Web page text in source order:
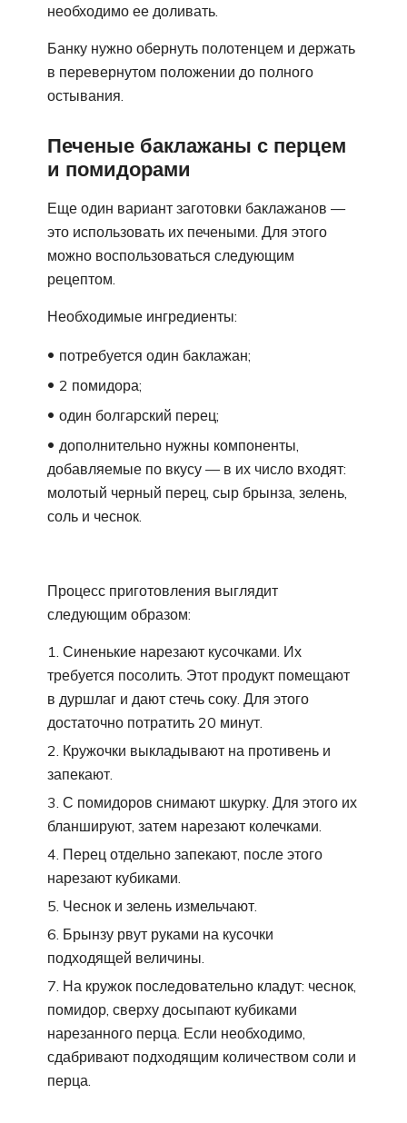
необходимо ее доливать.
Банку нужно обернуть полотенцем и держать
в перевернутом положении до полного
остывания.
Печеные баклажаны с перцем
и помидорами
Еще один вариант заготовки баклажанов —
это использовать их печеными. Для этого
можно воспользоваться следующим
рецептом.
Необходимые ингредиенты:
потребуется один баклажан;
2 помидора;
один болгарский перец;
дополнительно нужны компоненты,
добавляемые по вкусу — в их число входят:
молотый черный перец, сыр брынза, зелень,
соль и чеснок.
Процесс приготовления выглядит
следующим образом:
Синенькие нарезают кусочками. Их
требуется посолить. Этот продукт помещают
в дуршлаг и дают стечь соку. Для этого
достаточно потратить 20 минут.
Кружочки выкладывают на противень и
запекают.
С помидоров снимают шкурку. Для этого их
бланшируют, затем нарезают колечками.
Перец отдельно запекают, после этого
нарезают кубиками.
Чеснок и зелень измельчают.
Брынзу рвут руками на кусочки
подходящей величины.
На кружок последовательно кладут: чеснок,
помидор, сверху досыпают кубиками
нарезанного перца. Если необходимо,
сдабривают подходящим количеством соли и
перца.